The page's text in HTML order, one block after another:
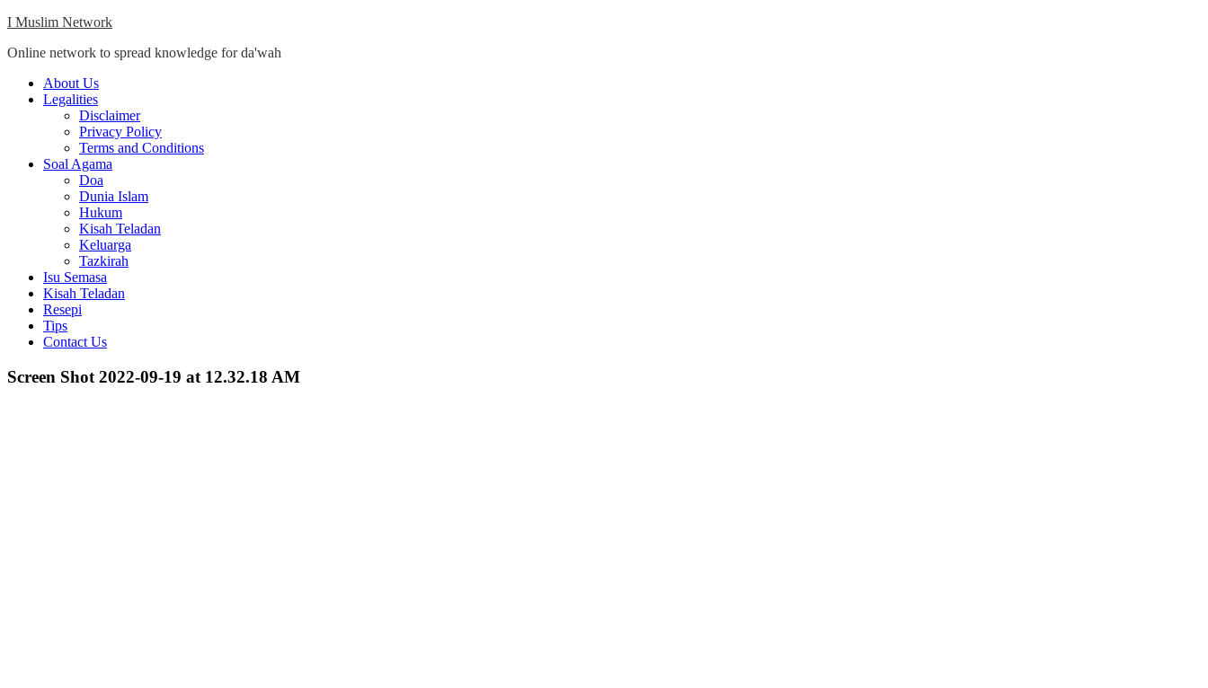
Skip
content
I Muslim Network
Online network to spread knowledge for da'wah
Close
Menu
About Us
Legalities
Disclaimer
Privacy Policy
Terms and Conditions
Soal Agama
Doa
Dunia Islam
Hukum
Kisah Teladan
Keluarga
Tazkirah
Isu Semasa
Kisah Teladan
Resepi
Tips
Contact Us
Screen Shot 2022-09-19 at 12.32.18 AM